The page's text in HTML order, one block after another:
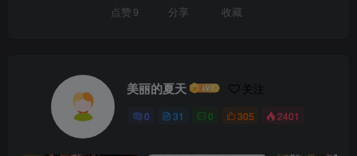
点赞 9 分享 收藏
美丽的夏天 关注
0 31 0 305 2401